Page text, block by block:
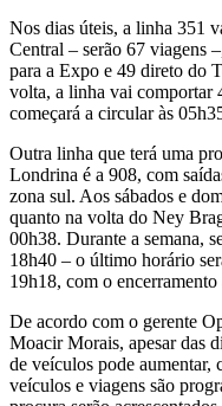
Nos dias úteis, a linha 351
Central – serão 67 viagens
para a Expo e 49 direto do
volta, a linha vai comportar
começará a circular às
Outra linha que terá uma
Londrina é a 908, com
zona sul. Aos sábados e
quanto na volta do Ney
00h38. Durante a semana,
18h40 – o último horário
19h18, com o encerramento
De acordo com o gerente
Moacir Morais, apesar das
de veículos pode aumentar,
veículos e viagens são